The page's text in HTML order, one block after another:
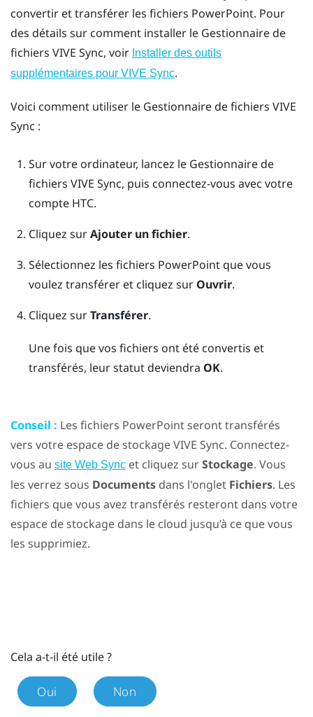
convertir et transférer les fichiers PowerPoint. Pour
des détails sur comment installer le Gestionnaire de
fichiers VIVE Sync, voir Installer des outils
supplémentaires pour VIVE Sync.
Voici comment utiliser le Gestionnaire de fichiers VIVE
Sync :
Sur votre ordinateur, lancez le Gestionnaire de
fichiers VIVE Sync, puis connectez-vous avec votre
compte HTC.
Cliquez surAjouter un fichier.
Sélectionnez les fichiers PowerPointque vous
voulez transférer et cliquez sur Ouvrir.
Cliquez surTransférer.
Une fois que vos fichiers ont été convertis et
transférés, leur statut deviendra OK.
Conseil : Les fichiers PowerPointseront transférés
vers votre espace de stockageVIVE Sync. Connectez-
vous au site Web Sync et cliquez surStockage. Vous
les verrez sous Documents dans l'onglet Fichiers. Les
fichiers que vous avez transférés resteront dans votre
espace de stockage dans le cloud jusqu’à ce que vous
les supprimiez.
Cela a-t-il été utile ?
Oui Non